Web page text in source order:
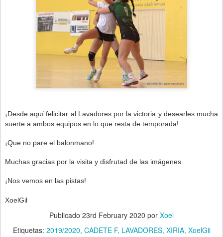
¡Desde aquí felicitar al Lavadores por la victoria y desearles mucha
suerte a ambos equipos en lo que resta de temporada!
¡Que no pare el balonmano!
Muchas gracias por la visita y disfrutad de las imágenes.
¡Nos vemos en las pistas!
XoelGil
Publicado 23rd February 2020 por Xoel
Etiquetas: 2019/2020 CADETE F LAVADORES XIRIA XoelGil